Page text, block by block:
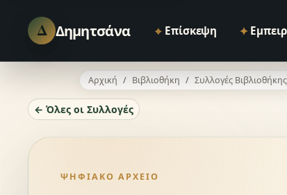
Δ Δημητσάνα ⌖ Επίσκεψη ✦
Αρχική Βιβλιοθήκη Συλλογές Βιβλιοθήκης
← Όλες οι Συλλογές
ΨΗΦΙΑΚΌ ΑΡΧΕΊΟ